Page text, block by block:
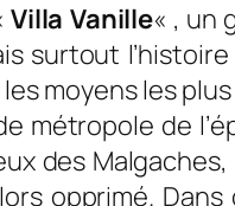
Villa Vanille« , un
surtout
moyens les
métropole de
des
opprimé.